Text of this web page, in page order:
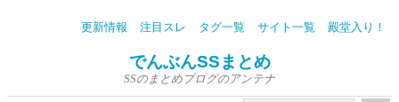
更新情報 注目スレ タグ一覧 サイト一覧 殿堂入り！
でんぶんSSまとめ
SSのまとめブログのアンテナ